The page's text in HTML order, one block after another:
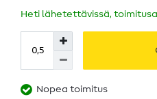
Heti lähetettävissä,
Nopea toimitus